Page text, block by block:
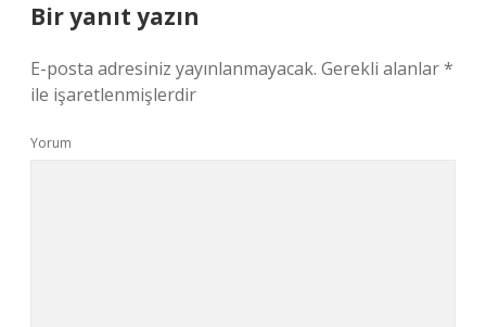
Bir yanıt yazın
E-posta adresiniz yayınlanmayacak. Gerekli alanlar*
ile işaretlenmişlerdir
Yorum